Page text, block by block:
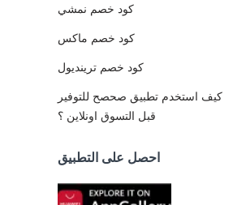
كود خصم نمشي
كود خصم ماكس
كود خصم ترينديول
كيف استخدم تطبيق صحصح للتوفير
قبل التسوق اونلاين ؟
احصل على التطبيق